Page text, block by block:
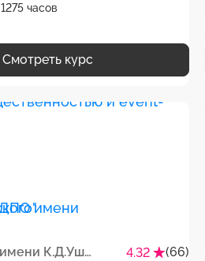
1275 часов
Смотреть курс
АНО "НИУДПО имени К.Д.Ушинского" 4.32
(66)